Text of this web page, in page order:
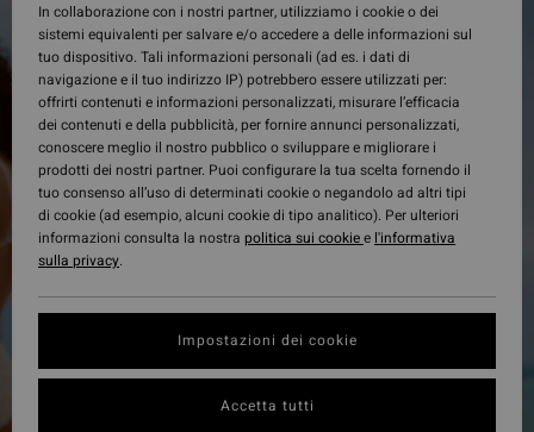
In collaborazione con i nostri partner, utilizziamo i cookie o dei
sistemi equivalenti per salvare e/o accedere a delle informazioni sul
tuo dispositivo. Tali informazioni personali (ad es. i dati di
navigazione e il tuo indirizzo IP) potrebbero essere utilizzati per:
offrirti contenuti e informazioni personalizzati, misurare l’efficacia
dei contenuti e della pubblicità, per fornire annunci personalizzati,
conoscere meglio il nostro pubblico o sviluppare e migliorare i
prodotti dei nostri partner. Puoi configurare la tua scelta fornendo il
tuo consenso all’uso di determinati cookie o negandolo ad altri tipi
di cookie (ad esempio, alcuni cookie di tipo analitico). Per ulteriori
informazioni consulta la nostra politica sui cookiee l'informativa
sulla privacy.
Impostazioni dei cookie
Accetta tutti